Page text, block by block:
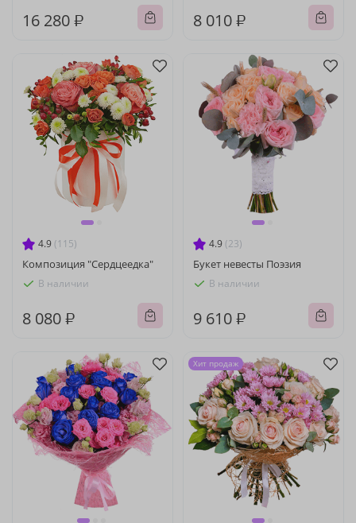
16 280 ₽ 8 010 ₽
4.9 (115)
Композиция "Сердцеедка"
В наличии
8 080 ₽
4.9 (23)
Букет невесты Поэзия
В наличии
9 610 ₽
Хит продаж